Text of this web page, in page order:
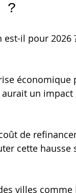
?
il pour 2026
un
de
cette hausse
villes